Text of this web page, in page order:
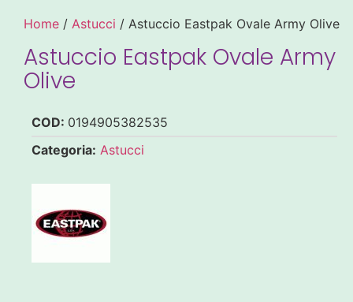
Home / Astucci / Astuccio Eastpak Ovale Army Olive
Astuccio Eastpak Ovale Army
Olive
COD: 0194905382535
Categoria: Astucci